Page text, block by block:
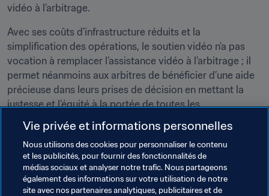
vidéo à l’arbitrage.
Avec ses coûts d’infrastructure réduits et la
simplification des opérations, le soutien vidéo n’a pas
vocation à remplacer l’assistance vidéo à l’arbitrage ; il
permet néanmoins aux arbitres de bénéficier d’une aide
précieuse dans leurs prises de décision en mettant la
justesse et l’équité à la portée de toutes les
compétitions, quels que soient leurs moyens.
Thèmes en lien
Organisation des compétitions Innovation
Vie privée et informations personnelles
Nous utilisons des cookies pour personnaliser le contenu
et les publicités, pour fournir des fonctionnalités de
médias sociaux et analyser notre trafic. Nous partageons
également des informations sur votre utilisation de notre
site avec nos partenaires analytiques, publicitaires et de